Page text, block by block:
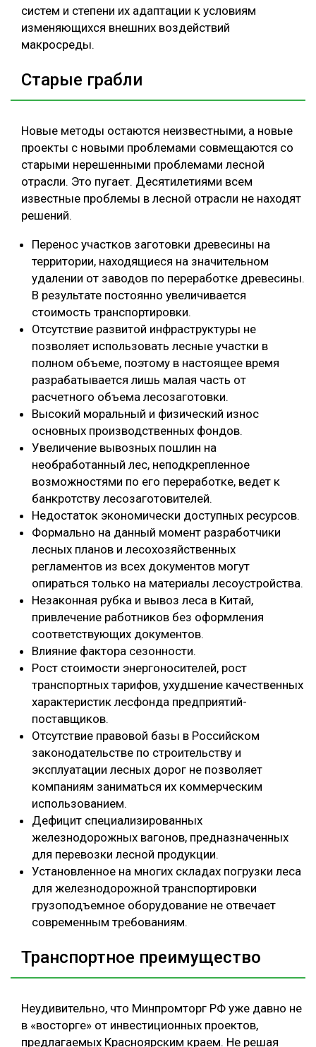
систем и степени их адаптации к условиям
изменяющихся внешних воздействий
макросреды.
Старые грабли
Новые методы остаются неизвестными, а новые
проекты с новыми проблемами совмещаются со
старыми нерешенными проблемами лесной
отрасли. Это пугает. Десятилетиями всем
известные проблемы в лесной отрасли не находят
решений.
Перенос участков заготовки древесины на
территории, находящиеся на значительном
удалении от заводов по переработке древесины.
В результате постоянно увеличивается
стоимость транспортировки.
Отсутствие развитой инфраструктуры не
позволяет использовать лесные участки в
полном объеме, поэтому в настоящее время
разрабатывается лишь малая часть от
расчетного объема лесозаготовки.
Высокий моральный и физический износ
основных производственных фондов.
Увеличение вывозных пошлин на
необработанный лес, неподкрепленное
возможностями по его переработке, ведет к
банкротству лесозаготовителей.
Недостаток экономически доступных ресурсов.
Формально на данный момент разработчики
лесных планов и лесохозяйственных
регламентов из всех документов могут
опираться только на материалы лесоустройства.
Незаконная рубка и вывоз леса в Китай,
привлечение работников без оформления
соответствующих документов.
Влияние фактора сезонности.
Рост стоимости энергоносителей, рост
транспортных тарифов, ухудшение качественных
характеристик лесфонда предприятий-
поставщиков.
Отсутствие правовой базы в Российском
законодательстве по строительству и
эксплуатации лесных дорог не позволяет
компаниям заниматься их коммерческим
использованием.
Дефицит специализированных
железнодорожных вагонов, предназначенных
для перевозки лесной продукции.
Установленное на многих складах погрузки леса
для железнодорожной транспортировки
грузоподъемное оборудование не отвечает
современным требованиям.
Транспортное преимущество
Неудивительно, что Минпромторг РФ уже давно не
в «восторге» от инвестиционных проектов,
предлагаемых Красноярским краем. Не решая